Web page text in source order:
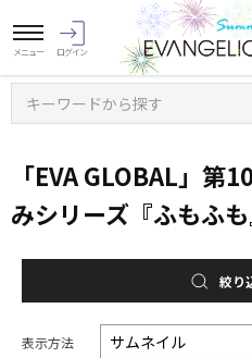
キーワードから探す
「EVA GLOBAL」第
みシリーズ『ふもふも
絞り
表示方法